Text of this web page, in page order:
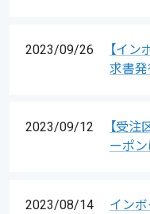
2023/09/26
【イ
求書
2023/09/12
【受注
ーポ
2023/08/14
イン